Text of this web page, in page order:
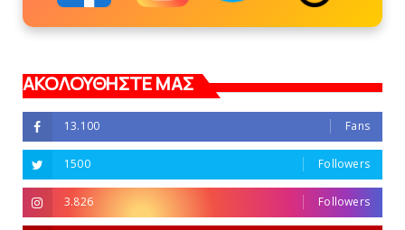
ΑΚΟΛΟΥΘΗΣΤΕ ΜΑΣ
13.100 Fans
1500 Followers
3.826 Followers